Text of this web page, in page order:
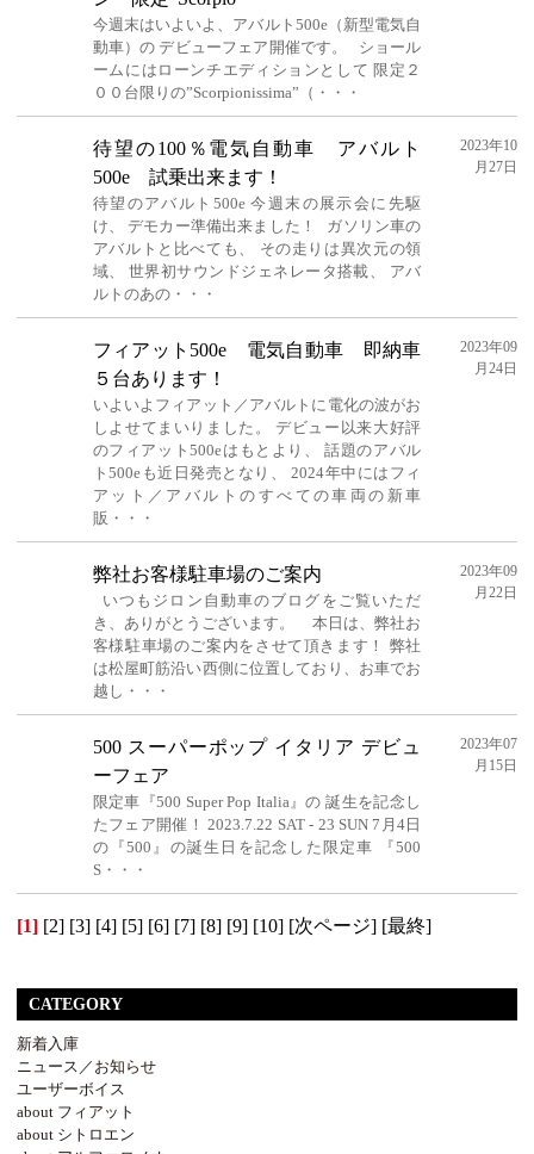
今週末はいよいよ、アバルト500e（新型電気自
動車）の デビューフェア開催です。 ショール
ームにはローンチエディションとして 限定２
００台限りの”Scorpionissima”（・・・
待望の100％電気自動車 アバルト
500e 試乗出来ます！
待望のアバルト500e 今週末の展示会に先駆
け、 デモカー準備出来ました！ ガソリン車の
アバルトと比べても、 その走りは異次元の領
域、 世界初サウンドジェネレータ搭載、 アバ
ルトのあの・・・
2023年10
月27日
フィアット500e 電気自動車 即納車
５台あります！
いよいよフィアット／アバルトに電化の波がお
しよせてまいりました。 デビュー以来大好評
のフィアット500eはもとより、 話題のアバル
ト500eも近日発売となり、 2024年中にはフィ
アット／アバルトのすべての車両の新車
販・・・
2023年09
月24日
弊社お客様駐車場のご案内
いつもジロン自動車のブログをご覧いただ
き、ありがとうございます。 本日は、弊社お
客様駐車場のご案内をさせて頂きます！ 弊社
は松屋町筋沿い西側に位置しており、お車でお
越し・・・
2023年09
月22日
500 スーパーポップ イタリア デビュ
ーフェア
限定車『500 Super Pop Italia』の 誕生を記念し
たフェア開催！ 2023.7.22 SAT - 23 SUN 7月4日
の『500』の誕生日を記念した限定車 『500
S・・・
2023年07
月15日
[1] [2] [3] [4] [5] [6] [7] [8] [9] [10] [次ページ] [最終]
CATEGORY
新着入庫
ニュース／お知らせ
ユーザーボイス
about フィアット
about シトロエン